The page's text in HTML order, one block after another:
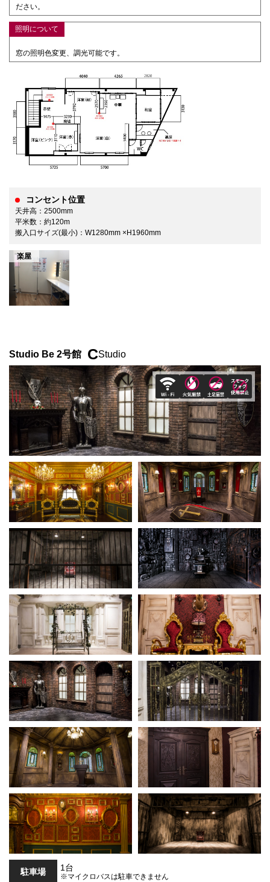
ださい。
照明について
窓の照明色変更、調光可能です。
コンセント位置
天井高：2500mm
平米数：約120m
搬入口サイズ(最小)：W1280mm ×H1960mm
楽屋
Studio Be 2号館 CStudio
駐車場 1台
※マイクロバスは駐車できません